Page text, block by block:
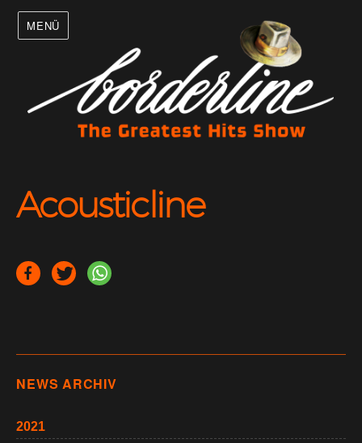
MENÜ
Acousticline
NEWS ARCHIV
2021